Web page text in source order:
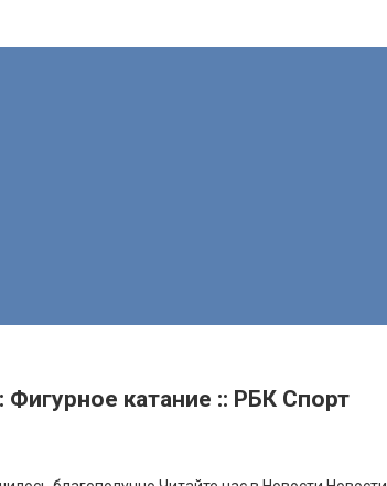
катание :: РБК Спорт